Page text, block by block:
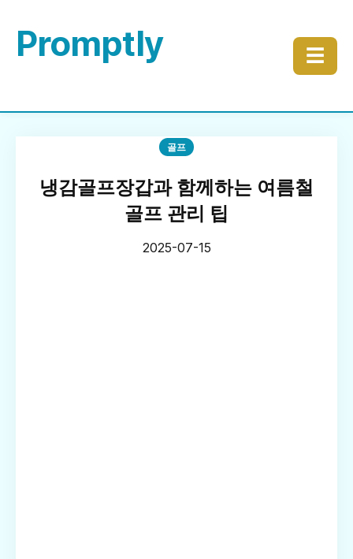
Promptly ☰
골프
냉감골프장갑과 함께하는 여름철
골프 관리 팁
2025-07-15